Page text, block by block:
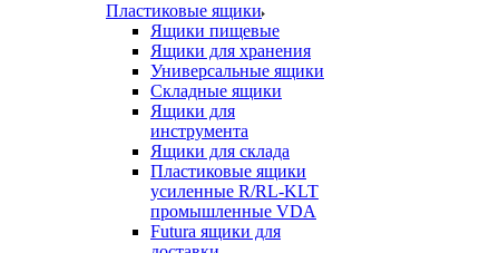
Пластиковые ящики
Ящики пищевые
Ящики для хранения
Универсальные ящики
Складные ящики
Ящики для
инструмента
Ящики для склада
Пластиковые ящики
усиленные R/RL-KLT
промышленные VDA
Futura ящики для